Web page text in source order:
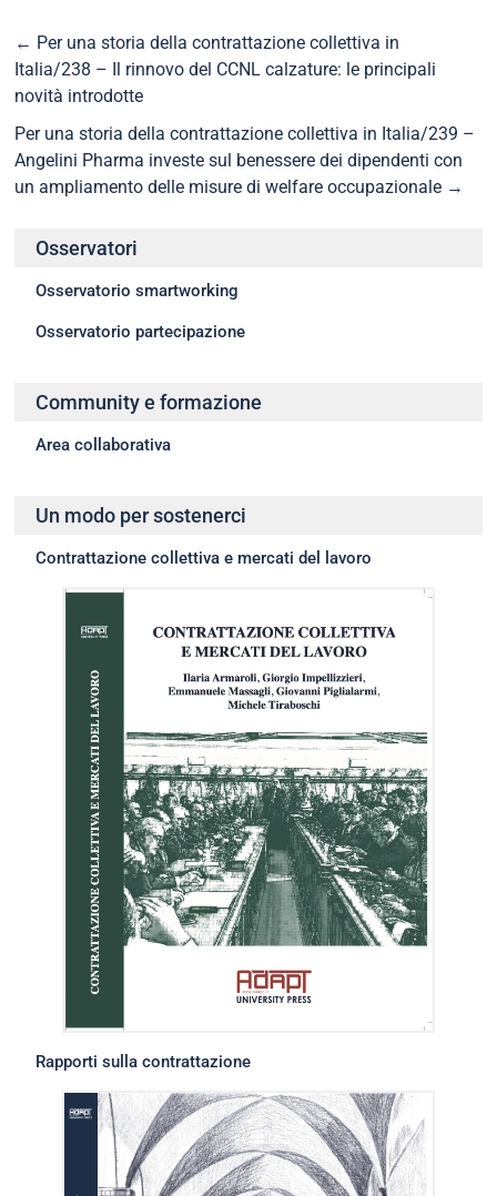
← Per una storia della contrattazione collettiva in
Italia/238 – Il rinnovo del CCNL calzature: le principali
novità introdotte
Per una storia della contrattazione collettiva in Italia/239 –
Angelini Pharma investe sul benessere dei dipendenti con
un ampliamento delle misure di welfare occupazionale →
Osservatori
Osservatorio smartworking
Osservatorio partecipazione
Community e formazione
Area collaborativa
Un modo per sostenerci
Contrattazione collettiva e mercati del lavoro
Rapporti sulla contrattazione